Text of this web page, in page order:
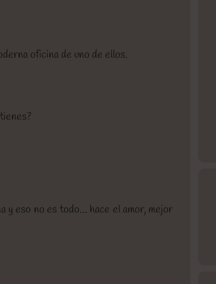
oficina de uno de ellos.
y eso no es todo… hace el amor, mejor